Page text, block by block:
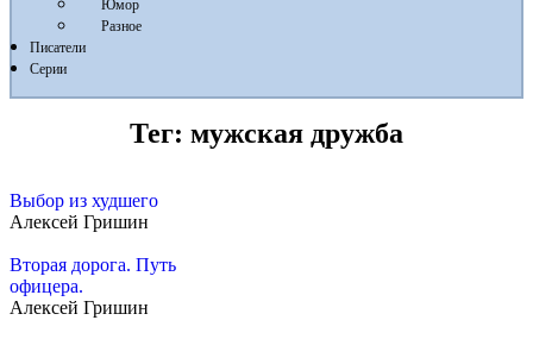
Юмор
Разное
Писатели
Серии
Тег: мужская дружба
Выбор из худшего
Алексей Гришин
Вторая дорога. Путь
офицера.
Алексей Гришин